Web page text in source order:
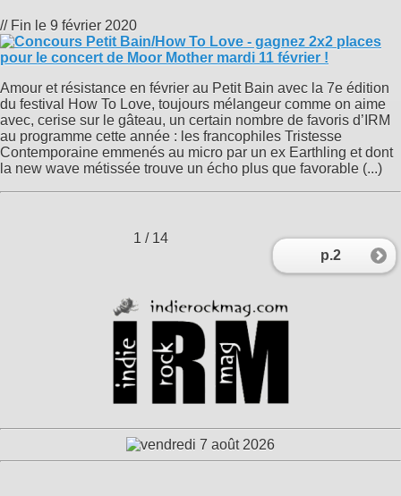
// Fin le 9 février 2020
Amour et résistance en février au Petit Bain avec la 7e édition
du festival How To Love, toujours mélangeur comme on aime
avec, cerise sur le gâteau, un certain nombre de favoris d’IRM
au programme cette année : les francophiles Tristesse
Contemporaine emmenés au micro par un ex Earthling et dont
la new wave métissée trouve un écho plus que favorable (...)
1
/ 14
p.2